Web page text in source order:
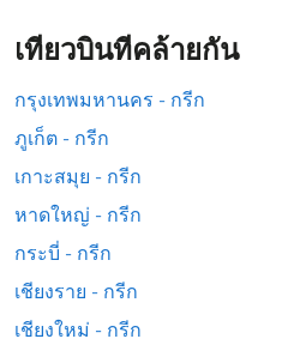
เที่ยวบินที่คล้ายกัน
กรุงเทพมหานคร - กรีก
ภูเก็ต - กรีก
เกาะสมุย - กรีก
หาดใหญ่ - กรีก
กระบี่ - กรีก
เชียงราย - กรีก
เชียงใหม่ - กรีก